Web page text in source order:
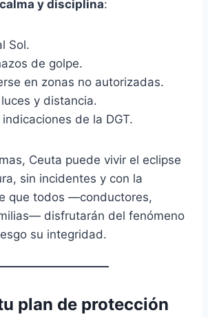
y disciplina:
Sol.
de golpe.
en zonas no autorizadas.
y distancia.
de la DGT.
Ceuta puede vivir el eclipse
sin incidentes y con la
que todos —conductores,
disfrutarán del fenómeno
su integridad.
plan de protección